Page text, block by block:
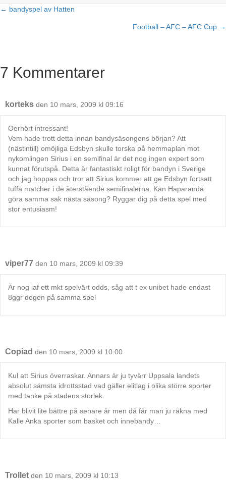
Posts
← bandyspel av Hatten
Football – AFC – AFC Cup →
7 Kommentarer
korteks den 10 mars, 2009 kl 09:16
Oerhört intressant!
Vem hade trott detta innan bandysäsongens början? Att
(nästintill) omöjliga Edsbyn skulle torska på hemmaplan mot
nykomlingen Sirius i en semifinal är det nog ingen expert som
kunnat förutspå. Detta är fantastiskt roligt för bandyn i Sverige
och jag hoppas och tror att Sirius kommer att ge Edsbyn fortsatt
tuffa matcher i de återstående semifinalerna. Kan Haparanda
göra samma sak nästa säsong? Ryggar dig på detta spel med
stor entusiasm!
viper77 den 10 mars, 2009 kl 09:39
Är nog iaf ett mkt spelvärt odds, såg att t ex unibet hade endast
8ggr degen på samma spel
Copiad den 10 mars, 2009 kl 10:00
Kul att Sirius överraskar. Annars är ju tyvärr Uppsala landets
absolut sämsta idrottsstad vad gäller elitlag i olika större sporter
med tanke på stadens storlek.
Har blivit lite bättre på senare år men då får man ju räkna med
Kalle Anka sporter som basket och innebandy…
Trollet den 10 mars, 2009 kl 10:13